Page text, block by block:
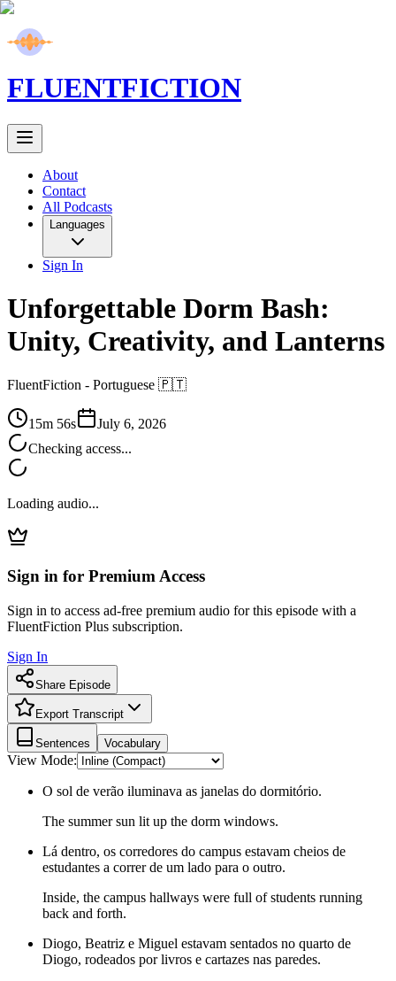
FLUENTFICTION
About
Contact
All Podcasts
Languages
Sign In
Unforgettable Dorm Bash:
Unity, Creativity, and Lanterns
FluentFiction - Portuguese 🇵🇹
15m 56s
July 6, 2026
Checking access...
Loading audio...
Sign in for Premium Access
Sign in to access ad-free premium audio for this episode with a
FluentFiction Plus subscription.
Sign In
Share Episode
Export Transcript
Sentences Vocabulary
View Mode:
O sol de verão iluminava as janelas do dormitório.
The summer sun lit up the dorm windows.
Lá dentro, os corredores do campus estavam cheios de
estudantes a correr de um lado para o outro.
Inside, the campus hallways were full of students running
back and forth.
Diogo, Beatriz e Miguel estavam sentados no quarto de
Diogo, rodeados por livros e cartazes nas paredes.